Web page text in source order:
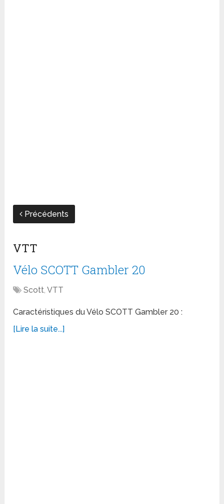
Précédents
VTT
Vélo SCOTT Gambler 20
Scott,VTT
Caractéristiques du Vélo SCOTT Gambler 20 :
[Lire la suite...]